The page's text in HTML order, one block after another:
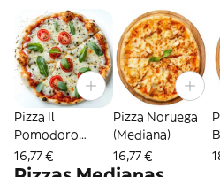
Pizza Il
Pomodoro
(Mediana)
16,77 €
Pizza Noruega
(Mediana)
16,77 €